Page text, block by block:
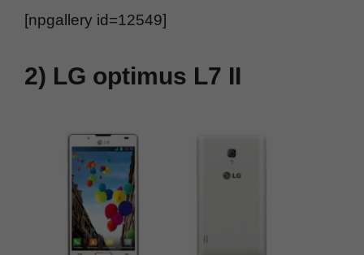
[npgallery id=12549]
2) LG optimus L7 II